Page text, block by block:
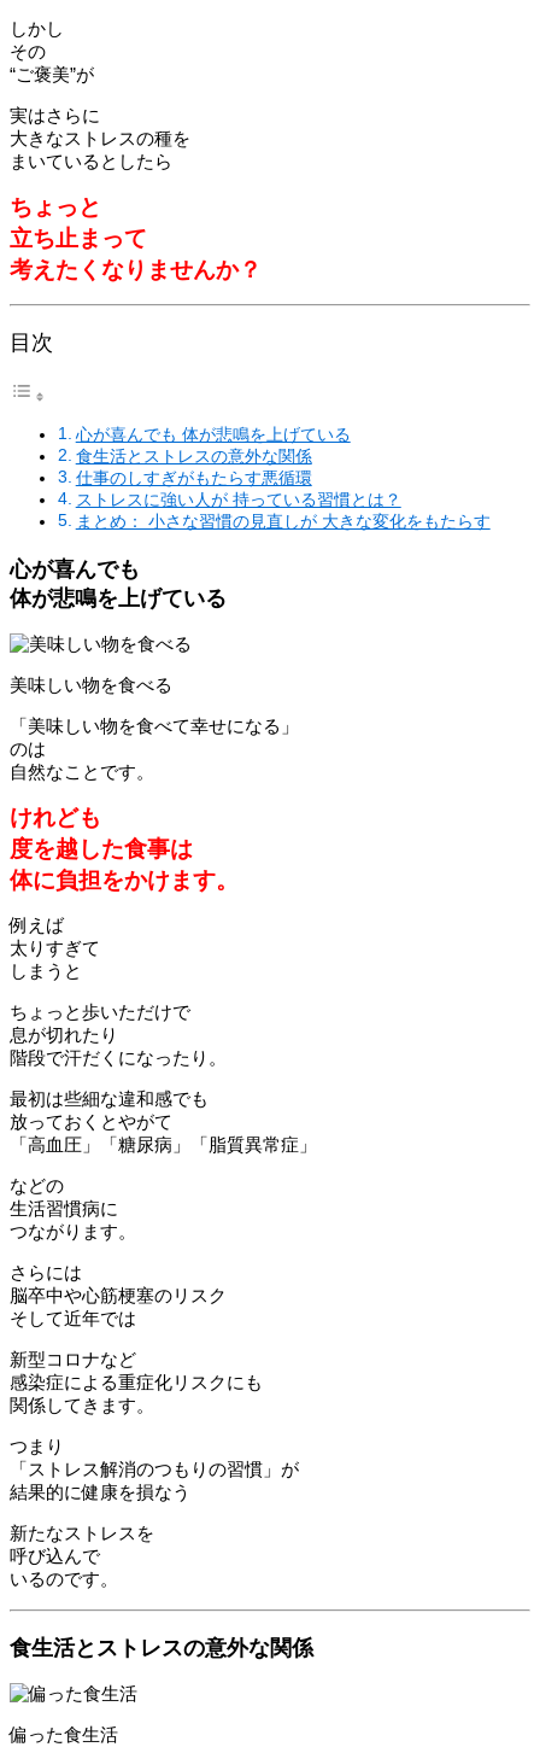
しかし
その
“ご褒美”が
実はさらに
大きなストレスの種を
まいているとしたら
ちょっと
立ち止まって
考えたくなりませんか？
目次
心が喜んでも 体が悲鳴を上げている
食生活とストレスの意外な関係
仕事のしすぎがもたらす悪循環
ストレスに強い人が 持っている習慣とは？
まとめ： 小さな習慣の見直しが 大きな変化をもたらす
心が喜んでも
体が悲鳴を上げている
美味しい物を食べる
「美味しい物を食べて幸せになる」
のは
自然なことです。
けれども
度を越した食事は
体に負担をかけます。
例えば
太りすぎて
しまうと
ちょっと歩いただけで
息が切れたり
階段で汗だくになったり。
最初は些細な違和感でも
放っておくとやがて
「高血圧」「糖尿病」「脂質異常症」
などの
生活習慣病に
つながります。
さらには
脳卒中や心筋梗塞のリスク
そして近年では
新型コロナなど
感染症による重症化リスクにも
関係してきます。
つまり
「ストレス解消のつもりの習慣」が
結果的に健康を損なう
新たなストレスを
呼び込んで
いるのです。
食生活とストレスの意外な関係
偏った食生活